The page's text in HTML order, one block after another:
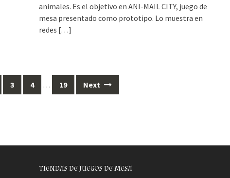
animales. Es el objetivo en ANI-MAIL CITY, juego de
mesa presentado como prototipo. Lo muestra en
redes […]
3 4 … 19 Next
TIENDAS DE JUEGOS DE MESA